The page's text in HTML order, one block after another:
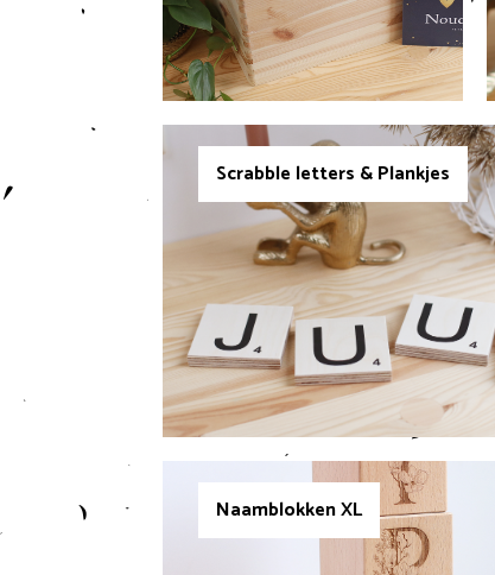
Scrabble letters & Plankjes
Naamblokken XL